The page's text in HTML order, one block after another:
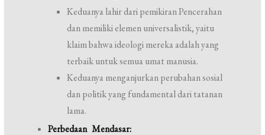
Keduanya lahir dari pemikiran Pencerahan
dan memiliki elemen universalistik, yaitu
klaim bahwa ideologi mereka adalah yang
terbaik untuk semua umat manusia.
Keduanya menganjurkan perubahan sosial
dan politik yang fundamental dari tatanan
lama.
Perbedaan Mendasar: